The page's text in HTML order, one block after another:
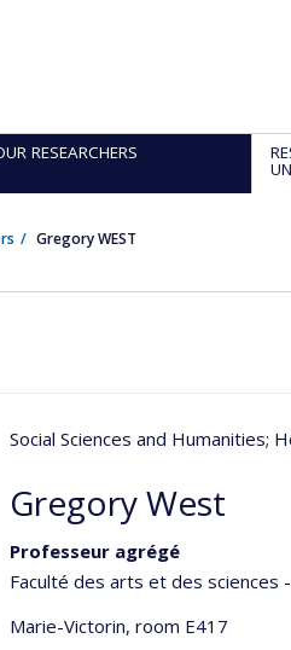
RESEARCHERS
Gregory WEST
Social Sciences and Humanities;
Gregory West
Professeur agrégé
Faculté des arts et des
Marie-Victorin, room E417